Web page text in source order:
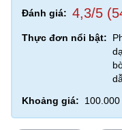
Đánh giá: 4,3/5
Thực đơn nổi bật:
Khoảng giá: